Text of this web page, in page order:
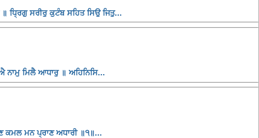
ਸਰੀਰੁ ਕੁਟੰਬ ਸਹਿਤ ਸਿਉ ਜਿਤੁ...
ਨਾਮੁ ਮਿਲੈ ਆਧਾਰੁ ॥ ਅਹਿਨਿਸਿ...
ਕਮਲ ਮਨ ਪ੍ਰਾਣ ਅਧਾਰੀ ॥੧॥...